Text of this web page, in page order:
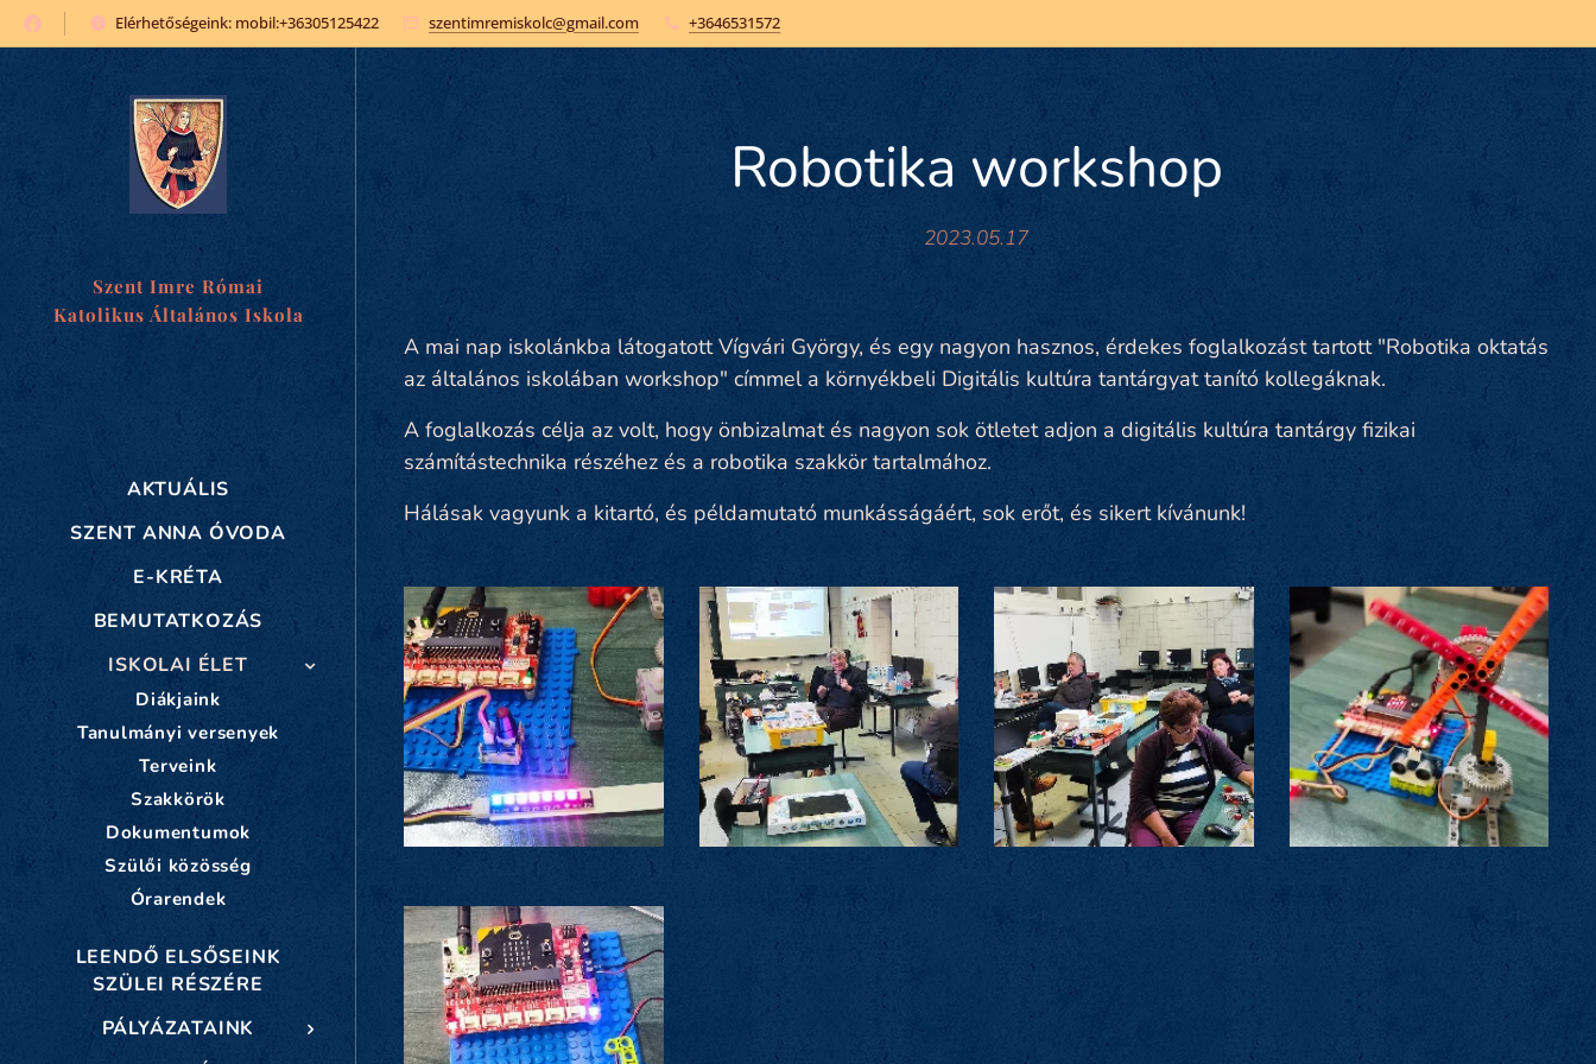
Elérhetőségeink: mobil:+36305125422 szentimremiskolc@gmail.com +3646531572
Szent Imre Római
Katolikus Általános Iskola
és Óvoda
AKTUÁLIS
SZENT ANNA ÓVODA
E-KRÉTA
BEMUTATKOZÁS
ISKOLAI ÉLET
Diákjaink
Tanulmányi versenyek
Terveink
Szakkörök
Dokumentumok
Szülői közösség
Órarendek
LEENDŐ ELSŐSEINK
SZÜLEI RÉSZÉRE
PÁLYÁZATAINK
Robotika workshop
2023.05.17
A mai nap iskolánkba látogatott Vígvári György, és egy nagyon hasznos, érdekes foglalkozást tartott "Robotika oktatás
az általános iskolában workshop" címmel a környékbeli Digitális kultúra tantárgyat tanító kollegáknak.
A foglalkozás célja az volt, hogy önbizalmat és nagyon sok ötletet adjon a digitális kultúra tantárgy fizikai
számítástechnika részéhez és a robotika szakkör tartalmához.
Hálásak vagyunk a kitartó, és példamutató munkásságáért, sok erőt, és sikert kívánunk!